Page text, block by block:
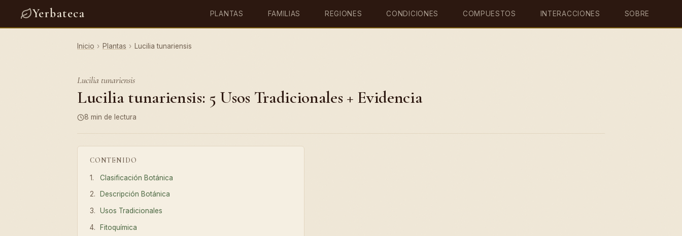
Yerbateca PLANTAS FAMILIAS REGIONES CONDICIONES COMPUESTOS INTERACCIONES SOBRE
Inicio › Plantas › Lucilia tunariensis
Lucilia tunariensis
Lucilia tunariensis: 5 Usos Tradicionales + Evidencia
8 min de lectura
CONTENIDO
Clasificación Botánica
Descripción Botánica
Usos Tradicionales
Fitoquímica